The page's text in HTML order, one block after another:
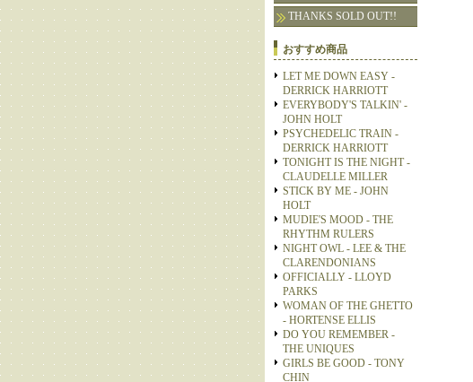
THANKS SOLD OUT!!
おすすめ商品
LET ME DOWN EASY -
DERRICK HARRIOTT
EVERYBODY'S TALKIN' -
JOHN HOLT
PSYCHEDELIC TRAIN -
DERRICK HARRIOTT
TONIGHT IS THE NIGHT -
CLAUDELLE MILLER
STICK BY ME - JOHN
HOLT
MUDIE'S MOOD - THE
RHYTHM RULERS
NIGHT OWL - LEE & THE
CLARENDONIANS
OFFICIALLY - LLOYD
PARKS
WOMAN OF THE GHETTO
- HORTENSE ELLIS
DO YOU REMEMBER -
THE UNIQUES
GIRLS BE GOOD - TONY
CHIN